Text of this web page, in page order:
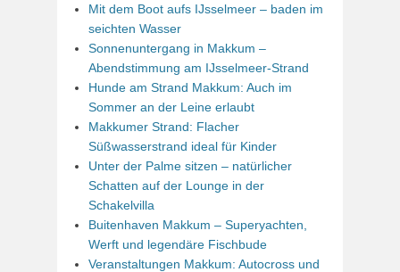
Mit dem Boot aufs IJsselmeer – baden im
seichten Wasser
Sonnenuntergang in Makkum –
Abendstimmung am IJsselmeer-Strand
Hunde am Strand Makkum: Auch im
Sommer an der Leine erlaubt
Makkumer Strand: Flacher
Süßwasserstrand ideal für Kinder
Unter der Palme sitzen – natürlicher
Schatten auf der Lounge in der
Schakelvilla
Buitenhaven Makkum – Superyachten,
Werft und legendäre Fischbude
Veranstaltungen Makkum: Autocross und